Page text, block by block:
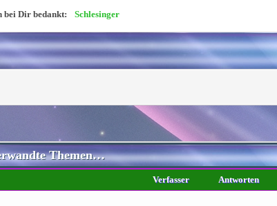
bei Dir bedankt: Schlesinger
Themen…
Verfasser Antworten